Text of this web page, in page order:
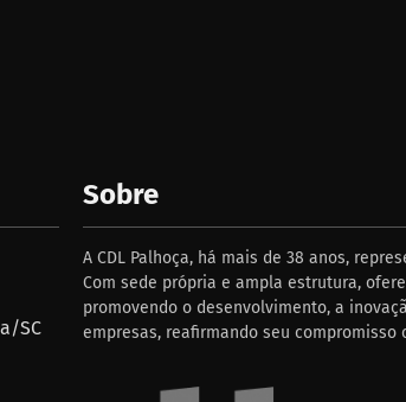
SC
Sobre
A CDL Palhoça, há mais de 38 anos,
Com sede própria e ampla estrutura,
promovendo o desenvolvimento, a
empresas, reafirmando seu compromisso